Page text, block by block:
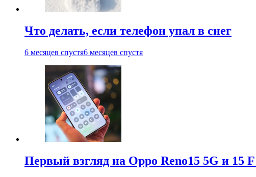
Что делать, если телефон упал в снег
6 месяцев спустя6 месяцев спустя
Первый взгляд на Oppo Reno15 5G и 15